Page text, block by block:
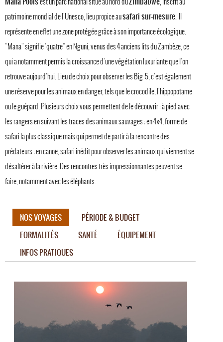
patrimoine mondial de l'Unesco, lieu propice ausafari sur-mesure. Il
représente en effet une zone protégée grâce à son importance écologique.
"Mana" signifie 'quatre" en Nguni, venus des 4 anciens lits du Zambèze, ce
qui a notamment permis la croissance d'une végétation luxuriante que l'on
retrouve aujourd'hui. Lieu de choix pour observer les Big 5, c'est également
une réserve pour les animaux en danger, tels que le crocodile, l'hippopotame
ou le guépard. Plusieurs choix vous permettent de le découvrir : à pied avec
les rangers en suivant les traces des animaux sauvages ; en 4x4, forme de
safari la plus classique mais qui permet de partir à la rencontre des
prédateurs ; en canoë, safari inédit pour observer les animaux qui viennent se
désaltérer à la rivière. Des rencontres très impressionnantes peuvent se
faire, notamment avec les éléphants.
NOS VOYAGES
PÉRIODE & BUDGET
FORMALITÉS
SANTÉ
ÉQUIPEMENT
INFOS PRATIQUES